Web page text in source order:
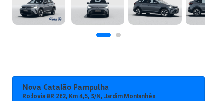
Nova Catalão Pampulha
Rodovia BR 262, Km 4,5, S/n, Jardim Montanhês